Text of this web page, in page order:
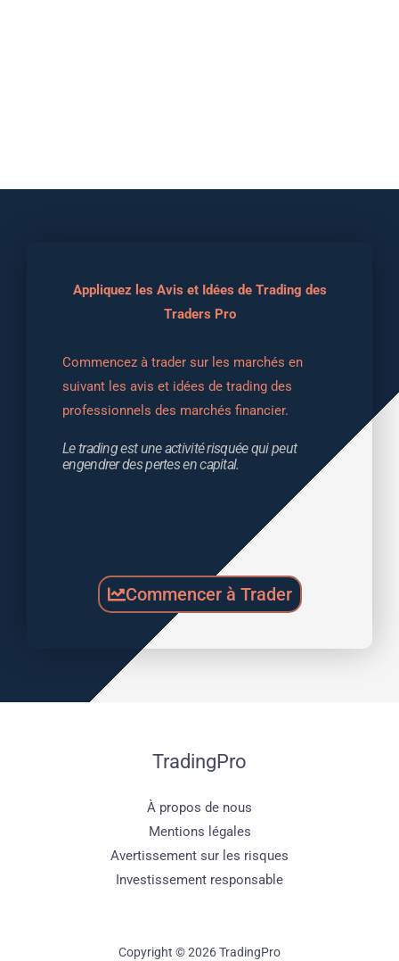
Appliquez les Avis et Idées de Trading des
Traders Pro
Commencez à trader sur les marchés en
suivant les avis et idées de trading des
professionnels des marchés financier.
Le trading est une activité risquée qui peut
engendrer des pertes en capital.
Commencer à Trader
TradingPro
À propos de nous
Mentions légales
Avertissement sur les risques
Investissement responsable
Copyright © 2026 TradingPro